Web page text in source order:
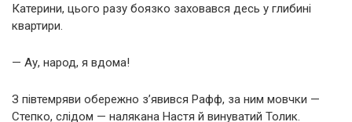
Катерини, цього разу боязко заховався десь у глибині
квартири.
— Ау, народ, я вдома!
З півтемряви обережно з’явився Рафф, за ним мовчки —
Степко, слідом — налякана Настя й винуватий Толик.